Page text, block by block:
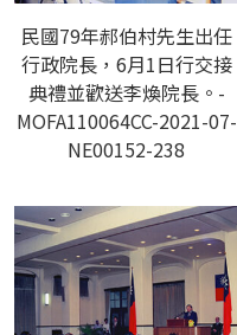
民國79年郝伯村先生出任
行政院長，6月1日行交接
典禮並歡送李煥院長。-
MOFA110064CC-2021-07-
NE00152-238